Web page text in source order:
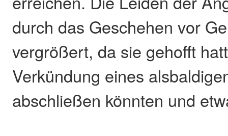
durch das Geschehen vor
vergrößert, da sie gehofft
Verkündung eines
abschließen könnten und